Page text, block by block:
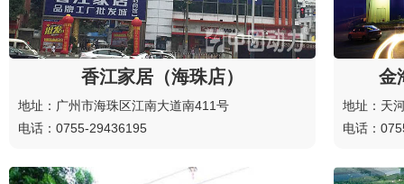
香江家居（海珠店）
地址：广州市海珠区江南大道南411号
电话：0755-29436195
金
地址：天
电话：